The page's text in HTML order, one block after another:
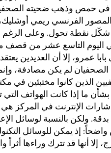
في حمص وذهب ضحيته
الفرنسي ريمي
شكّل نقطة تحول. وعلى
التاسع عشر من قصف
عمرو، إلا أن العديدين
الصحفيان لم يكن مصادفة،
الذين كانوا مختبئين في
ما إذا كانت الهواتف
إشارات الإنترنت في المركز
ولكن بالنسبة لوسائل
إذ يمكن للوسائل
إلا أنها قد تترك وراءها أثراً